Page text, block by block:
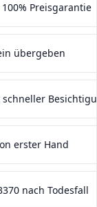
Preisgarantie
übergeben
erster Hand
nach Todesfall